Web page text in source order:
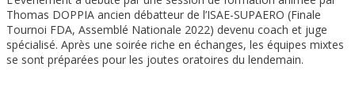
Thomas DOPPIA ancien débatteur de l’ISAE-SUPAERO (Finale
Tournoi FDA, Assemblé Nationale 2022) devenu coach et juge
spécialisé. Après une soirée riche en échanges, les équipes mixtes
se sont préparées pour les joutes oratoires du lendemain.